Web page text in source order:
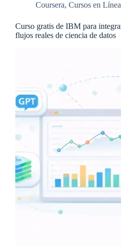
Coursera, Cursos en Línea
Curso gratis de IBM para
flujos reales de ciencia de datos